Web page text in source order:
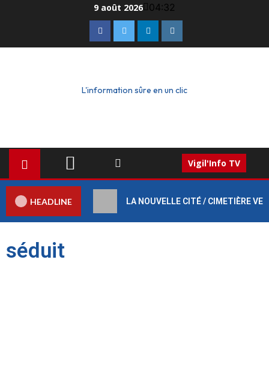
9 août 2026 04:32
L'information sûre en un clic
Vigil'Info TV
HEADLINE LA NOUVELLE CITÉ / CIMETIÈRE
séduit